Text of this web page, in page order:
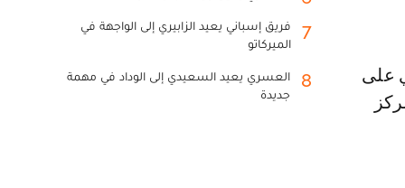
7
فريق إسباني يعيد الزابيري إلى الواجهة في
الميركاتو
8
العسري يعيد السعيدي إلى الوداد في مهمة
جديدة